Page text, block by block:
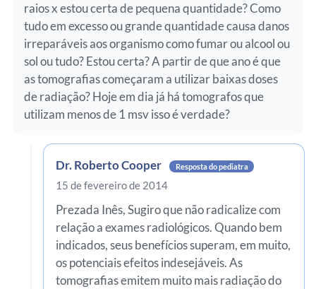
raios x estou certa de pequena quantidade? Como
tudo em excesso ou grande quantidade causa danos
irreparáveis aos organismo como fumar ou alcool ou
sol ou tudo? Estou certa? A partir de que ano é que
as tomografias começaram a utilizar baixas doses
de radiação? Hoje em dia já há tomografos que
utilizam menos de 1 msv isso é verdade?
Dr. Roberto Cooper Resposta do pediatra
15 de fevereiro de 2014
Prezada Inês, Sugiro que não radicalize com
relação a exames radiológicos. Quando bem
indicados, seus benefícios superam, em muito,
os potenciais efeitos indesejáveis. As
tomografias emitem muito mais radiação do